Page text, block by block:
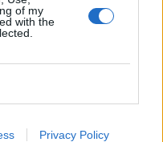
of my
with the
Privacy Policy
„kegyelmezett